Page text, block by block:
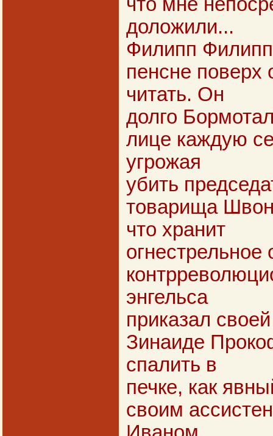
доложили...
Филипп
пенсне поверх
читать. Он
долго
лице каждую
угрожая
убить
товарища
что хранит
энгельса
приказал
Зинаиде
спалить в
печке, как
своим